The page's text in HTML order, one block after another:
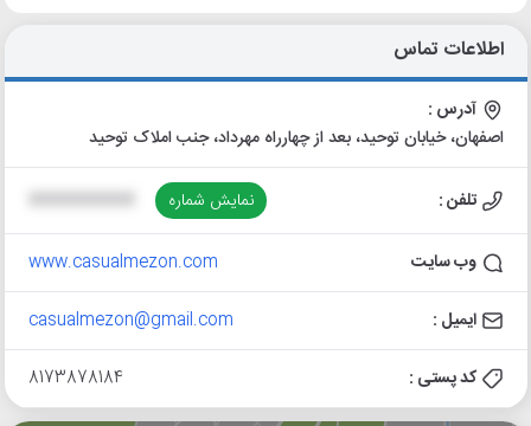
اطلاعات تماس
آدرس :
اصفهان، خیابان توحید، بعد از چهارراه مهرداد، جنب املاک توحید
تلفن : نمایش شماره
وب سایت www.casualmezon.com
ایمیل : casualmezon@gmail.com
کد پستی : 8173878184